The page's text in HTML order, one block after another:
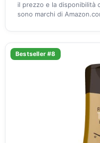
il prezzo e la disponibilità
sono marchi di
Bestseller #8